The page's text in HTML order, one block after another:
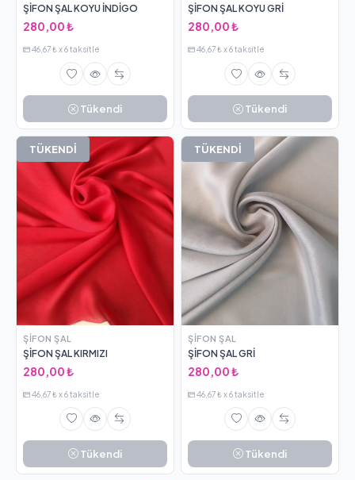
ŞİFON ŞAL KOYU İNDİGO
280,00 ₺
46,67 ₺ x 6 taksitle
Tükendi
ŞİFON ŞAL KOYU GRİ
280,00 ₺
46,67 ₺ x 6 taksitle
Tükendi
TÜKENDİ
ŞIFON ŞAL
ŞİFON ŞAL KIRMIZI
280,00 ₺
46,67 ₺ x 6 taksitle
Tükendi
TÜKENDİ
ŞIFON ŞAL
ŞİFON ŞAL GRİ
280,00 ₺
46,67 ₺ x 6 taksitle
Tükendi